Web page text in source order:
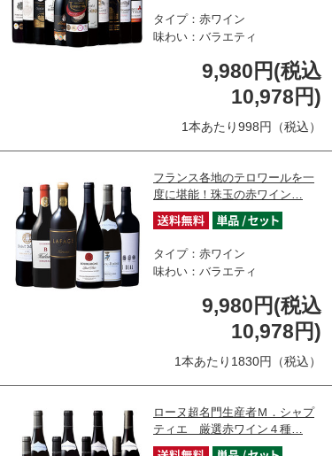
タイプ：赤ワイン
味わい：バラエティ
9,980円(税込
10,978円)
1本あたり998円（税込）
フランス各地のテロワールを一
度に堪能！珠玉の赤ワイン…
タイプ：赤ワイン
味わい：バラエティ
9,980円(税込
10,978円)
1本あたり1830円（税込）
ローヌ超名門生産者Ｍ．シャプ
ティエ 厳選赤ワイン４種…